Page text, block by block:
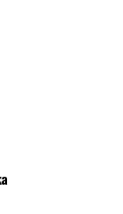
fungerar att
med fördel
form
Ett annat
istället.
av
JAFO